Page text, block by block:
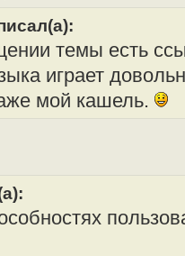
темы есть
играет
мой кашель.